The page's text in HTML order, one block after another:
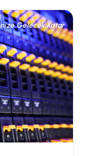
Gelecek Katar